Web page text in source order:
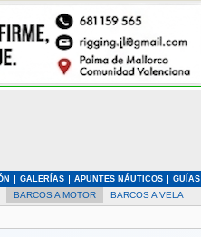
GALERÍAS APUNTES NÁUTICOS GUÍAS
BARCOS A MOTOR BARCOS A VELA